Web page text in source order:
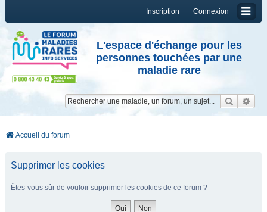
Connexion
Inscription
L'espace d'échange pour les
personnes touchées par une
maladie rare
Accueil du forum
Supprimer les cookies
Êtes-vous sûr de vouloir supprimer les cookies de ce forum ?